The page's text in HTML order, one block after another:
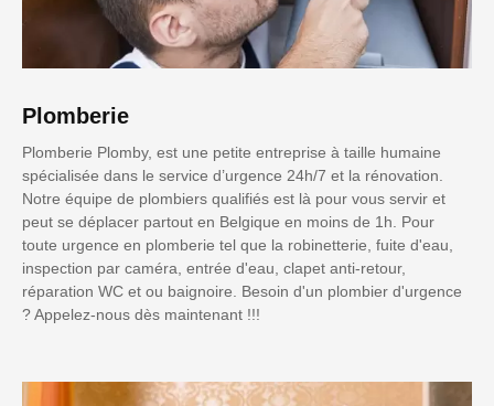
Plomberie
Plomberie Plomby, est une petite entreprise à taille humaine
spécialisée dans le service d’urgence 24h/7 et la rénovation.
Notre équipe de plombiers qualifiés est là pour vous servir et
peut se déplacer partout en Belgique en moins de 1h. Pour
toute urgence en plomberie tel que la robinetterie, fuite d'eau,
inspection par caméra, entrée d'eau, clapet anti-retour,
réparation WC et ou baignoire. Besoin d'un plombier d'urgence
? Appelez-nous dès maintenant !!!